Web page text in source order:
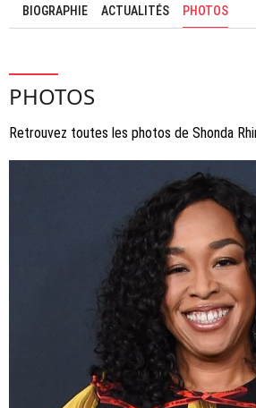
BIOGRAPHIE ACTUALITÉS PHOTOS
PHOTOS
Retrouvez toutes les photos de Shonda